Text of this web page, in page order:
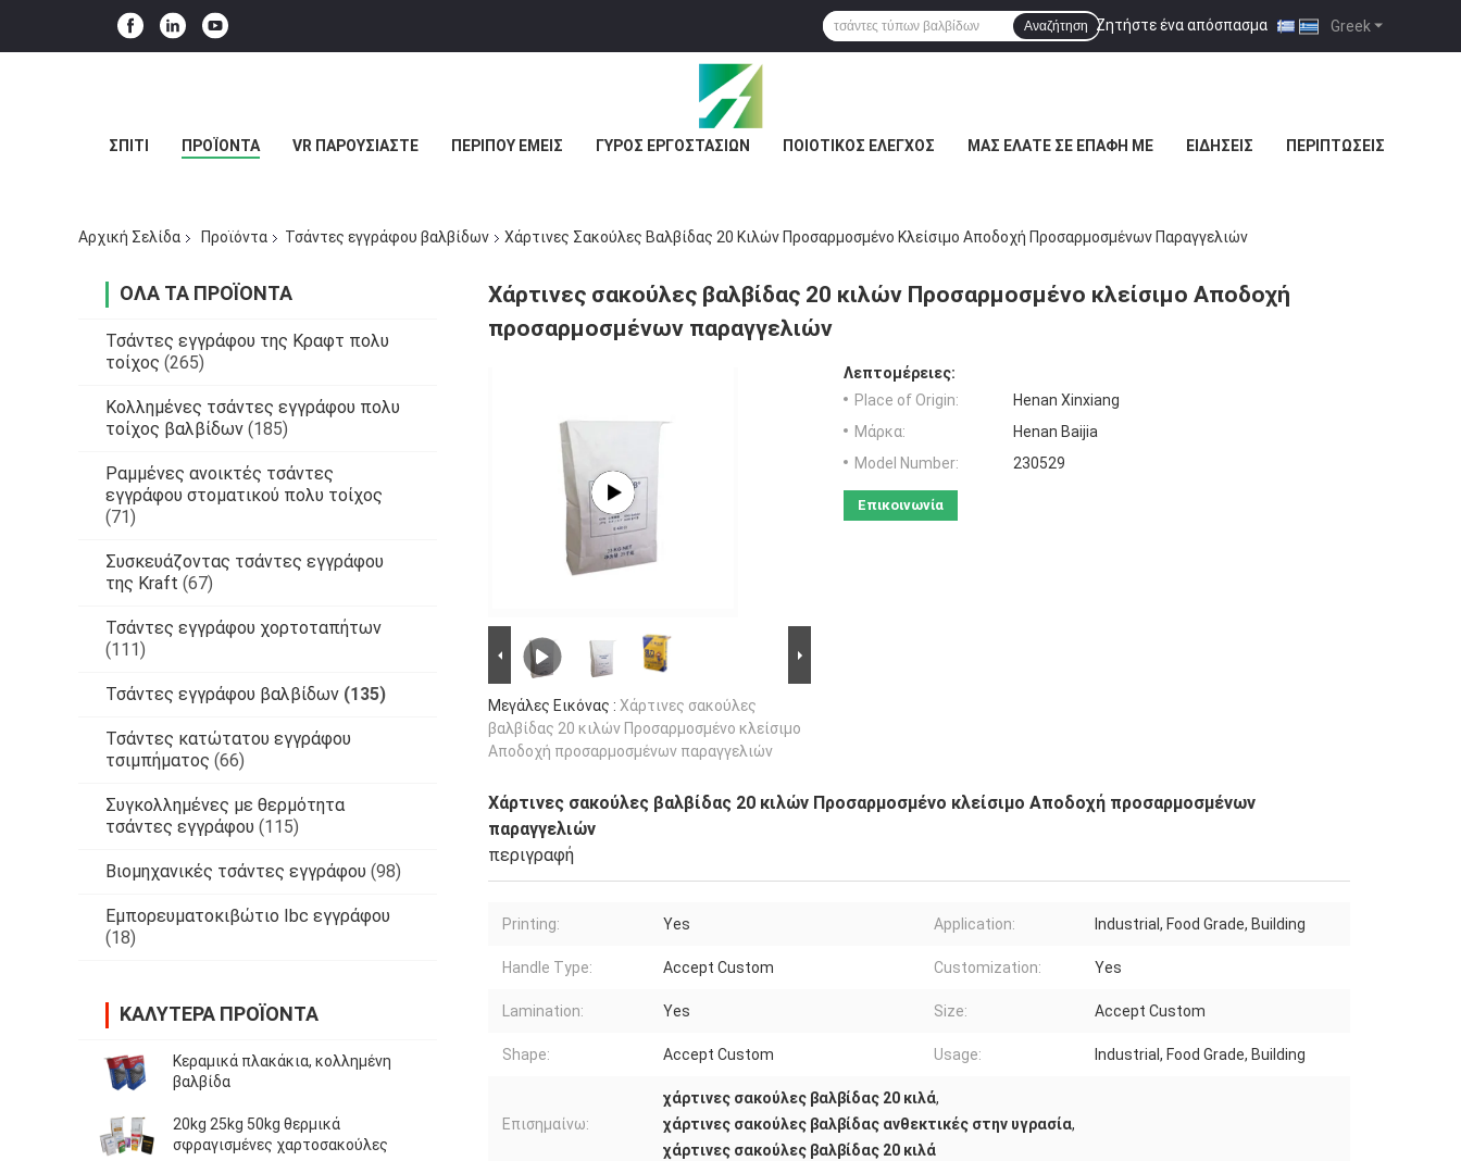
Greek
Ζητήστε ένα απόσπασμα |
Αναζήτηση
ΣΠΊΤΙ ΠΡΟΪΌΝΤΑ VR ΠΑΡΟΥΣΙΆΣΤΕ ΠΕΡΊΠΟΥ ΕΜΕΊΣ ΓΎΡΟΣ ΕΡΓΟΣΤΑΣΊΩΝ ΠΟΙΟΤΙΚΌΣ ΈΛΕΓΧΟΣ ΜΑΣ ΕΛΆΤΕ ΣΕ ΕΠΑΦΉ ΜΕ ΕΙΔΉΣΕΙΣ ΠΕΡΙΠΤΏΣΕΙΣ
Αρχική Σελίδα Προϊόντα Τσάντες εγγράφου βαλβίδων Χάρτινες Σακούλες Βαλβίδας 20 Κιλών Προσαρμοσμένο Κλείσιμο Αποδοχή Προσαρμοσμένων Παραγγελιών
ΌΛΑ ΤΑ ΠΡΟΪΌΝΤΑ
Τσάντες εγγράφου της Κραφτ πολυ
τοίχος (265)
Κολλημένες τσάντες εγγράφου πολυ
τοίχος βαλβίδων (185)
Ραμμένες ανοικτές τσάντες
εγγράφου στοματικού πολυ τοίχος
(71)
Συσκευάζοντας τσάντες εγγράφου
της Kraft (67)
Τσάντες εγγράφου χορτοταπήτων
(111)
Τσάντες εγγράφου βαλβίδων (135)
Τσάντες κατώτατου εγγράφου
τσιμπήματος (66)
Συγκολλημένες με θερμότητα
τσάντες εγγράφου (115)
Βιομηχανικές τσάντες εγγράφου (98)
Εμπορευματοκιβώτιο Ibc εγγράφου
(18)
ΚΑΛΎΤΕΡΑ ΠΡΟΪΌΝΤΑ
Κεραμικά πλακάκια, κολλημένη
βαλβίδα
20kg 25kg 50kg θερμικά
σφραγισμένες χαρτοσακούλες
Χάρτινες σακούλες βαλβίδας 20 κιλών Προσαρμοσμένο κλείσιμο Αποδοχή
προσαρμοσμένων παραγγελιών
Μεγάλες Εικόνας : Χάρτινες σακούλες
βαλβίδας 20 κιλών Προσαρμοσμένο κλείσιμο
Αποδοχή προσαρμοσμένων παραγγελιών
Λεπτομέρειες:
Place of Origin:
Henan Xinxiang
Μάρκα:
Henan Baijia
Model Number:
230529
Επικοινωνία
Χάρτινες σακούλες βαλβίδας 20 κιλών Προσαρμοσμένο κλείσιμο Αποδοχή προσαρμοσμένων
παραγγελιών
περιγραφή
Printing: Yes Application: Industrial, Food Grade, Building
Handle Type: Accept Custom Customization: Yes
Lamination: Yes Size: Accept Custom
Shape: Accept Custom Usage: Industrial, Food Grade, Building
Επισημαίνω:
χάρτινες σακούλες βαλβίδας 20 κιλά,
χάρτινες σακούλες βαλβίδας ανθεκτικές στην υγρασία,
χάρτινες σακούλες βαλβίδας 20 κιλά